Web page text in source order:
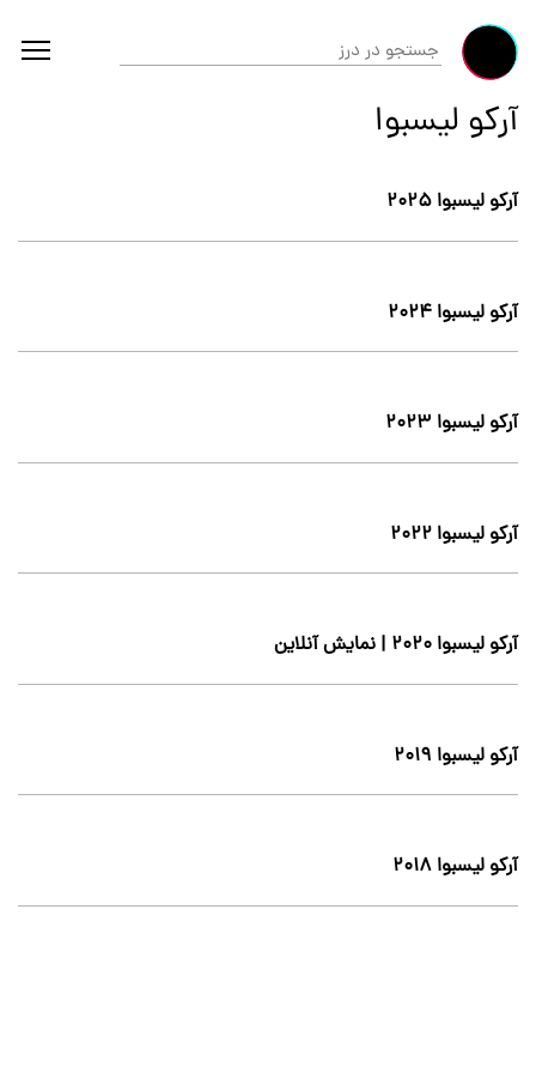
آرکو لیسبوا
آرکو لیسبوا ۲۰۲۵
آرکو لیسبوا ۲۰۲۴
آرکو لیسبوا ۲۰۲۳
آرکو لیسبوا ۲۰۲۲
آرکو لیسبوا ۲۰۲۰ | نمایش آنلاین
آرکو لیسبوا ۲۰۱۹
آرکو لیسبوا ۲۰۱۸